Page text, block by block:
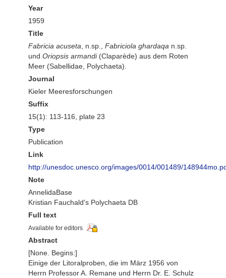
Year
1959
Title
Fabricia acuseta , n.sp., Fabriciola ghardaqa n.sp.
und Oriopsis armandi(Claparède) aus dem Roten
Meer (Sabellidae, Polychaeta).
Journal
Kieler Meeresforschungen
Suffix
15(1): 113-116, plate 23
Type
Publication
Link
http://unesdoc.unesco.org/images/0014/001489/
Note
AnnelidaBase
Kristian Fauchald's Polychaeta DB
Full text
Available for editors
Abstract
[None. Begins:]
Einige der Litoralproben, die im März 1956 von
Herrn Professor A. Remane und Herrn Dr. E. Schulz